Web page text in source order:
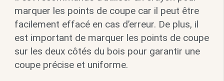
marquer les points de coupe car il peut être
facilement effacé en cas d’erreur. De plus, il
est important de marquer les points de coupe
sur les deux côtés du bois pour garantir une
coupe précise et uniforme.